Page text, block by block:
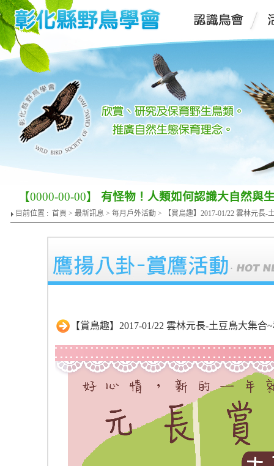
【0000-00-00】 有怪物！人類如何認識大自然與
目前位置 : 首頁 >最新訊息 >每月戶外活動 > 【賞鳥趣】2017-01/22 雲林元長-
【賞鳥趣】2017-01/22 雲林元長-土豆鳥大集合